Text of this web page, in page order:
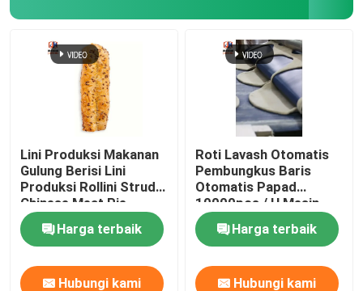
Lini Produksi Makanan
Gulung Berisi Lini
Produksi Rollini Strudel
Chinese Meat Pie
Harga terbaik
Hubungi kami
Roti Lavash Otomatis
Pembungkus Baris
Otomatis Papad
10000pcs / H Mesin
Pembuat Roti Rata
Harga terbaik
Hubungi kami